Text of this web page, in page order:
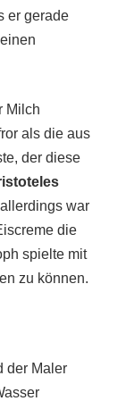
er gerade
Milch
als die aus
der diese
war
die
spielte mit
zu können.
der Maler